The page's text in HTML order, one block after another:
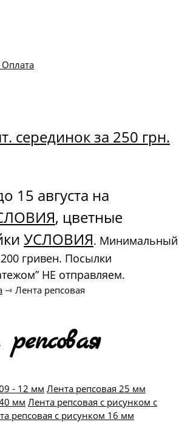
Оплата
серединок за 250 грн.
15 августа на
, цветные
УСЛОВИЯ. Минимальный
гривен. Посылки
НЕ отправляем.
⇾ Лента репсовая
- 12 мм Лента репсовая 25 мм
мм Лента репсовая с рисунком с
репсовая с рисунком 16 мм